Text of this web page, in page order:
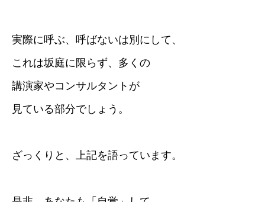
実際に呼ぶ、呼ばないは別にして、
これは坂庭に限らず、多くの
講演家やコンサルタントが
見ている部分でしょう。
ざっくりと、上記を語っています。